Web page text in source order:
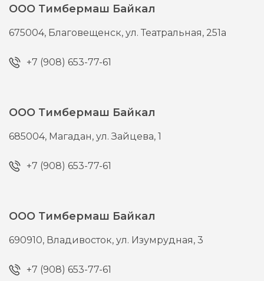
ООО Тимбермаш Байкал
675004, Благовещенск,ул. Театральная, 251а
+7 (908) 653-77-61
ООО Тимбермаш Байкал
685004, Магадан,ул. Зайцева, 1
+7 (908) 653-77-61
ООО Тимбермаш Байкал
690910, Владивосток,ул. Изумрудная, 3
+7 (908) 653-77-61